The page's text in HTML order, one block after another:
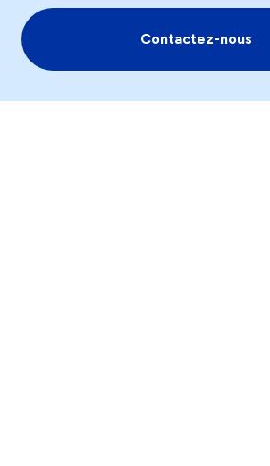
Contactez-nous